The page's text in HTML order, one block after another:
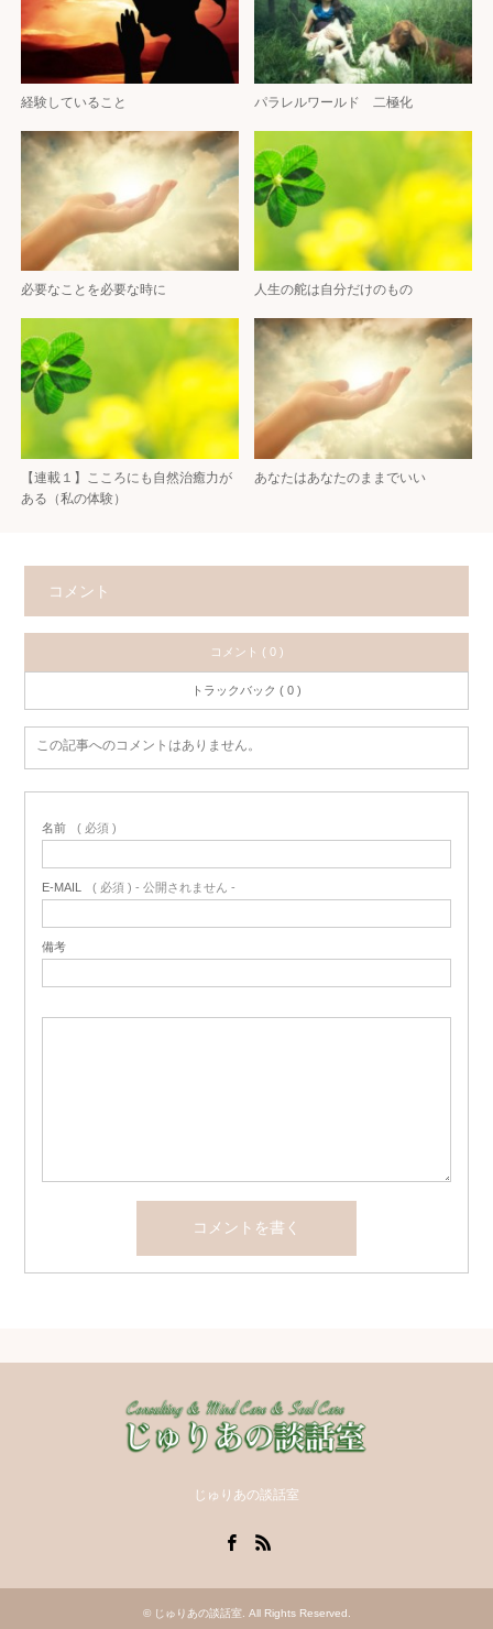
経験していること パラレルワールド 二極化
必要なことを必要な時に 人生の舵は自分だけのもの
【連載１】こころにも自然治癒力が
ある（私の体験）
あなたはあなたのままでいい
コメント
コメント ( 0 )
トラックバック ( 0 )
この記事へのコメントはありません。
名前 ( 必須 )
E-MAIL ( 必須 ) - 公開されません -
備考
じゅりあの談話室
© じゅりあの談話室. All Rights Reserved.